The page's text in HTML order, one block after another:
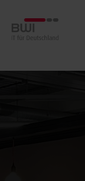
BWI GmbH